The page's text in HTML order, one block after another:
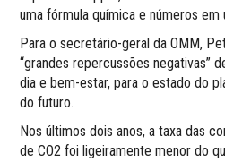
uma fórmula química e números em
Para o secretário-geral da OMM,
“grandes repercussões negativas”
dia e bem-estar, para o estado do
do futuro.
Nos últimos dois anos, a taxa das
de CO2 foi ligeiramente menor do